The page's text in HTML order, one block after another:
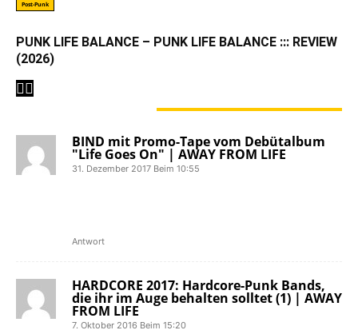
Post-Punk
PUNK LIFE BALANCE – PUNK LIFE BALANCE ::: REVIEW
(2026)
BIND mit Promo-Tape vom Debütalbum
"Life Goes On" | AWAY FROM LIFE
31. Dezember 2017 Beim 10:55
Antwort
HARDCORE 2017: Hardcore-Punk Bands,
die ihr im Auge behalten solltet (1) | AWAY
FROM LIFE
7. Oktober 2016 Beim 15:20